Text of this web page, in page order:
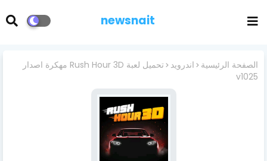
newsnait
الصفحة الرئيسية اندرويد
تحميل لعبة Rush Hour 3D مهكرة اصدار
v1025